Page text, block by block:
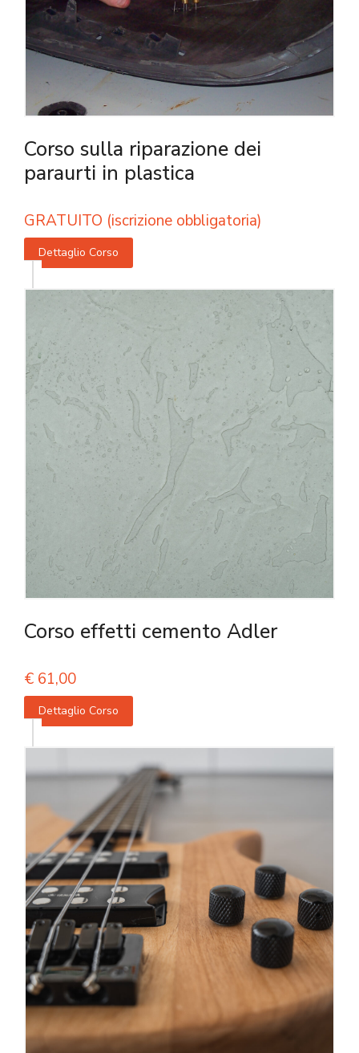
Corso sulla riparazione dei
paraurti in plastica
GRATUITO (iscrizione obbligatoria)
Dettaglio Corso
Corso effetti cemento Adler
€ 61,00
Dettaglio Corso